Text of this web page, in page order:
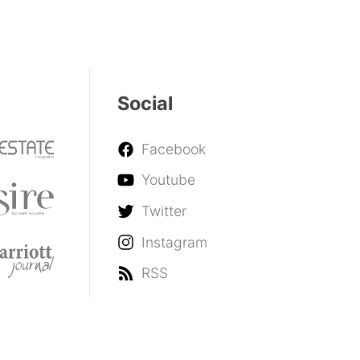
Social
Facebook
Youtube
Twitter
Instagram
RSS